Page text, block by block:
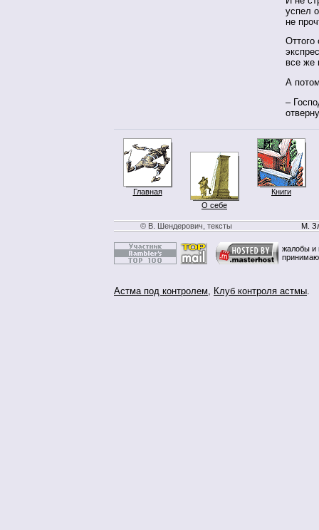
успел
не
Оттого
все же
А
–
Главная
О себе
Книги
© В. Шендерович, тексты М.
жалобы и
Астма под контролем, Клуб контроля астмы.